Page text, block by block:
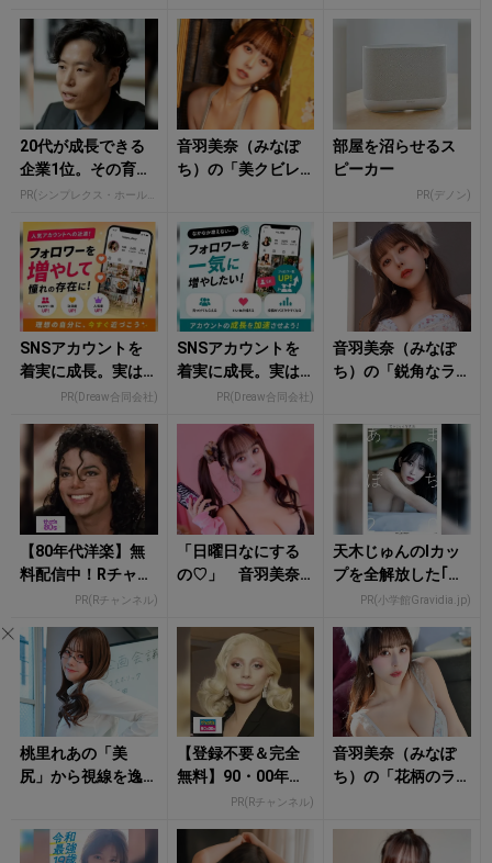
20代が成長できる
企業1位。その育て
方
音羽美奈（みなぽ
ち）の「美クビレ
中！
部屋を沼らせるス
ピーカー
PR(デノン)
SNSアカウントを
着実に成長。実は
みんなココ使って
PR(Dreaw合同会社)
SNSアカウントを
着実に成長。実は
みんなココ使って
PR(Dreaw合同会社)
音羽美奈（みなぽ
ち）の「鋭角なラ
タジ！
【80年代洋楽】無
料配信中！Rチャン
ネルなら登録不
PR(Rチャンネル)
「日曜日なにする
の♡」 音羽美奈
撃ち抜かれる！
天木じゅんのIカッ
プを全解放した｢バ
ストトップの限界
PR(小学館Gravidia.jp)
桃里れあの「美
尻」から視線を逸
【登録不要＆完全
無料】90・00年代
洋楽がRチャンネル
PR(Rチャンネル)
音羽美奈（みなぽ
ち）の「花柄のラ